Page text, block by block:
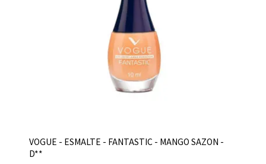
VOGUE - ESMALTE - FANTASTIC - MANGO SAZON -
D**